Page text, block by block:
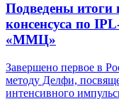
Подведены итоги
консенсуса по
«ММЦ»
Завершено первое в
методу Делфи,
интенсивного